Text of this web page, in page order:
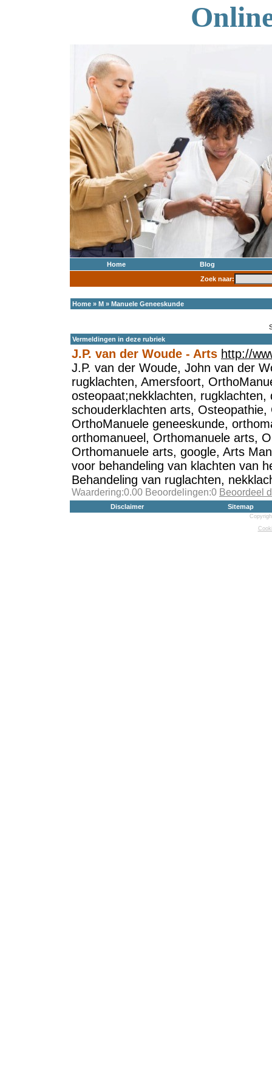
Home
Blog
Zoek naar:
Home » M » Manuele Geneeskunde
Vermeldingen in deze rubriek
J.P. van der Woude - Arts http://
J.P. van der Woude, John van der
rugklachten, Amersfoort,
osteopaat;nekklachten, rugklachten,
schouderklachten arts,
OrthoManuele geneeskunde,
orthomanueel, Orthomanuele arts,
Orthomanuele arts, google, Arts
voor behandeling van klachten van
Behandeling van ruglachten,
Waardering:0.00 Beoordelingen:0 Beoordeel
Disclaimer Sitemap